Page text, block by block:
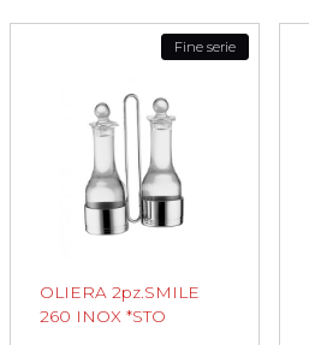
Fine serie
OLIERA 2pz.SMILE
260 INOX *STO